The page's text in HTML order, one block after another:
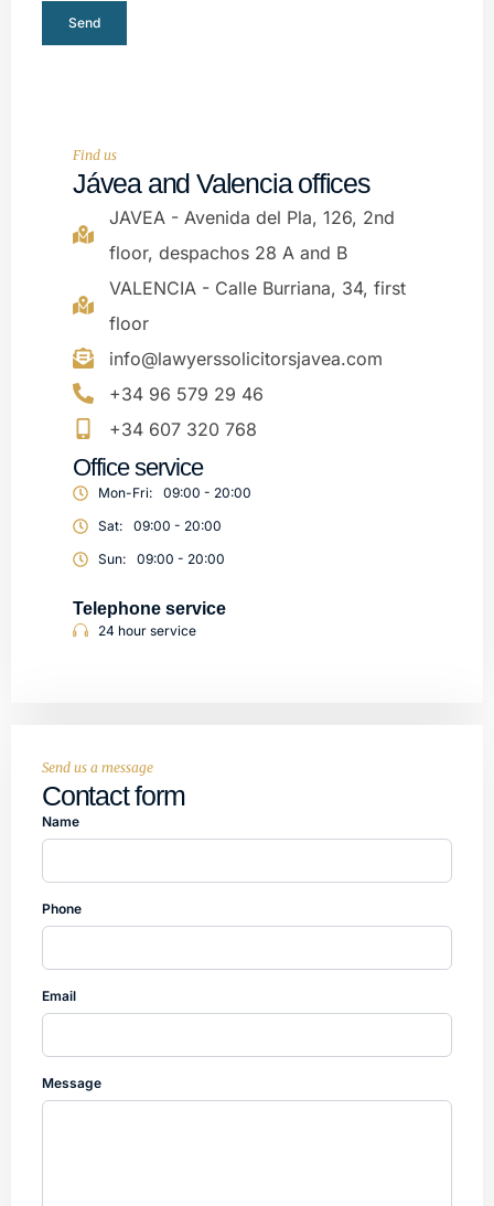
Find us
Jávea and Valencia offices
JAVEA - Avenida del Pla, 126, 2nd
floor, despachos 28 A and B
VALENCIA - Calle Burriana, 34, first
floor
info@lawyerssolicitorsjavea.com
+34 96 579 29 46
+34 607 320 768
Office service
Mon-Fri:
09:00 - 20:00
Sat:
09:00 - 20:00
Sun:
09:00 - 20:00
Telephone service
24 hour service
Send
Send us a message
Contact form
Name
Phone
Email
Message